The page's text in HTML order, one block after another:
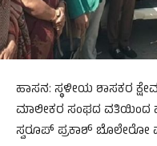
ಹಾಸನ: ಸ್ಥಳೀಯ ಶಾಸಕರ
ಮಾಲೀಕರ ಸಂಘದ ವತಿಯಿಂದ
ಸ್ವರೂಪ್ ಪ್ರಕಾಶ್ ಬೊಲೇರೋ